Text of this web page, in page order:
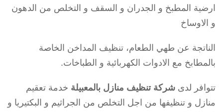
ارضية المطبخ و الجدران و السقف و التخلص من الدهون
و الاوساخ
الناتجة عن طهي الطعام، تنظيف المداخن الخاصة
بالمطابخ مع الادوات الكهربائية و الطباخات.
تتوافر لدى شركة تنظيف منازل بالمعبيلة خدمة تعقيم
منازل و تنظيفها من اجل التخلص من الجراثيم و البكتيريا و